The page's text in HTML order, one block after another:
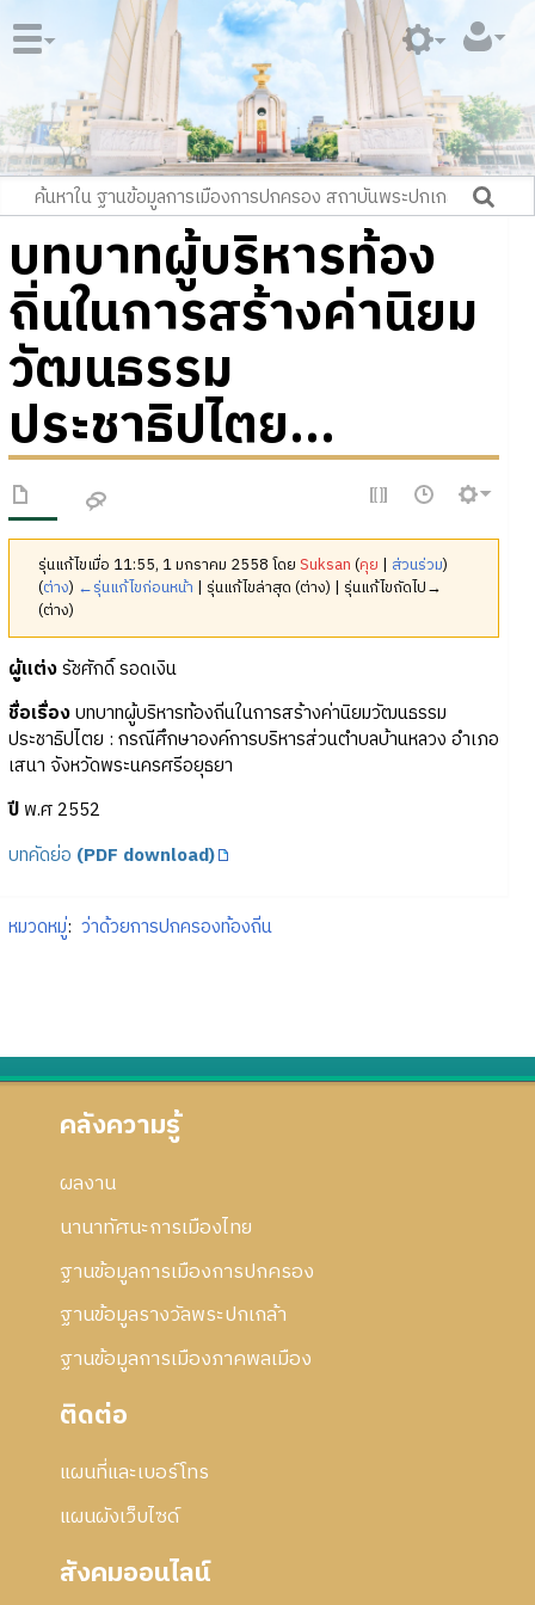
บทบาทผู้บริหารท้อง
ถิ่นในการสร้างค่านิยม
วัฒนธรรม
ประชาธิปไตย...
รุ่นแก้ไขเมื่อ 11:55, 1 มกราคม 2558 โดยSuksan (คุย | ส่วนร่วม)
(ต่าง) ←รุ่นแก้ไขก่อนหน้า | รุ่นแก้ไขล่าสุด (ต่าง) | รุ่นแก้ไขถัดไป→
(ต่าง)
ผู้แต่งรัชศักดิ์ รอดเงิน
ชื่อเรื่องบทบาทผู้บริหารท้องถิ่นในการสร้างค่านิยมวัฒนธรรม
ประชาธิปไตย : กรณีศึกษาองค์การบริหารส่วนตำบลบ้านหลวง อำเภอ
เสนา จังหวัดพระนครศรีอยุธยา
ปีพ.ศ 2552
บทคัดย่อ (PDF download)
หมวดหมู่: ว่าด้วยการปกครองท้องถิ่น
คลังความรู้
ผลงาน
นานาทัศนะการเมืองไทย
ฐานข้อมูลการเมืองการปกครอง
ฐานข้อมูลรางวัลพระปกเกล้า
ฐานข้อมูลการเมืองภาคพลเมือง
ติดต่อ
แผนที่และเบอร์โทร
แผนผังเว็บไซด์
สังคมออนไลน์